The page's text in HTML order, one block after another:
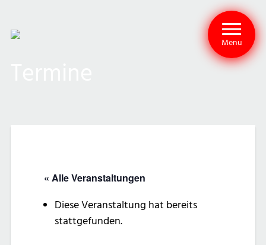
Menu
« Alle Veranstaltungen
Diese Veranstaltung hat bereits
stattgefunden.